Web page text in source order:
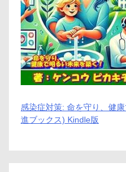
感染症対策: 命を守り、健
進ブックス) Kindle版